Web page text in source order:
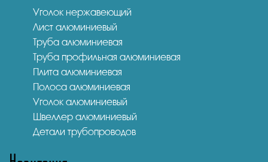
Уголок нержавеющий
Лист алюминиевый
Труба алюминиевая
Труба профильная алюминиевая
Плита алюминиевая
Полоса алюминиевая
Уголок алюминиевый
Швеллер алюминиевый
Детали трубопроводов